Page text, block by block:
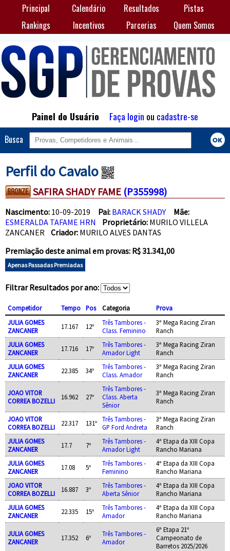
Principal Calendário Resultados
Pistas
Rankings
Incentivos Parcerias Quem Somos
Painel do Usuário Faça login ou cadastre-se
Busca
Perfil do Cavalo
SAFIRA SHADY FAME (P355998)
Nascimento: 10-09-2019 Pai: BARACK SHADY
Mãe:
ESMERALDA TAFAME HRN
Proprietário: MURILO VILLELA
ZANCANER Criador: MURILO ALVES DANTAS
Premiação deste animal em provas: R$ 31.341,00
Apenas Passadas Premiadas
Filtrar Resultados por ano:
Competidor Tempo Pos Categoria
Prova
JULIA GOMES
ZANCANER
17.167 12º
Três Tambores -
Class. Feminino
3ª Mega Racing Ziran
Ranch
JULIA GOMES
ZANCANER
17.716 17º
Três Tambores -
Amador Light
3ª Mega Racing Ziran
Ranch
JULIA GOMES
ZANCANER
22.385 34º
Três Tambores -
Class. Amador
3ª Mega Racing Ziran
Ranch
JOAO VITOR
CORREA BOZELLI
16.962 27º
Três Tambores -
Class. Aberta
Sênior
3ª Mega Racing Ziran
Ranch
JOAO VITOR
CORREA BOZELLI
22.317 131º
Três Tambores -
GP Ford Andreta
3ª Mega Racing Ziran
Ranch
JULIA GOMES
ZANCANER
17.7 7º
Três Tambores -
Amador Light
4ª Etapa da XIII Copa
Rancho Mariana
JULIA GOMES
ZANCANER
17.08 5º
Três Tambores -
Feminino
4ª Etapa da XIII Copa
Rancho Mariana
JOAO VITOR
CORREA BOZELLI
16.887 3º
Três Tambores -
Aberta Sênior
4ª Etapa da XIII Copa
Rancho Mariana
JULIA GOMES
ZANCANER
22.335 15º
Três Tambores -
Amador
4ª Etapa da XIII Copa
Rancho Mariana
JULIA GOMES
ZANCANER
17.352 6º
Três Tambores -
Amador
6ª Etapa 21º
Campeonato de
Barretos 2025/2026